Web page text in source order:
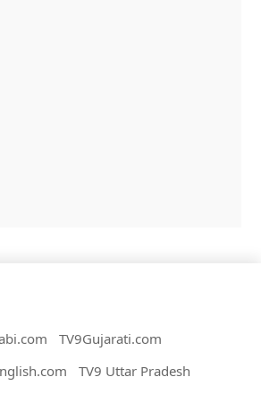
TV9Gujarati.com
TV9 Uttar Pradesh